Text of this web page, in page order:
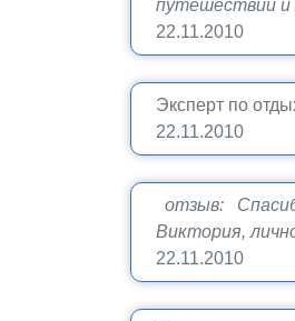
путешествий
22.11.2010
Эксперт по
22.11.2010
отзыв:
Виктория,
22.11.2010